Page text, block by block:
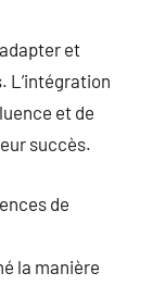
et
L’intégration
et de
succès.
de
la manière